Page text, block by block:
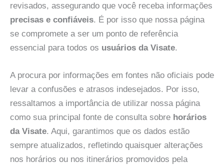
revisados, assegurando que você receba informações
precisas e confiáveis. É por isso que nossa página
se compromete a ser um ponto de referência
essencial para todos os usuários da Visate.
A procura por informações em fontes não oficiais pode
levar a confusões e atrasos indesejados. Por isso,
ressaltamos a importância de utilizar nossa página
como sua principal fonte de consulta sobre horários
da Visate. Aqui, garantimos que os dados estão
sempre atualizados, refletindo quaisquer alterações
nos horários ou nos itinerários promovidos pela